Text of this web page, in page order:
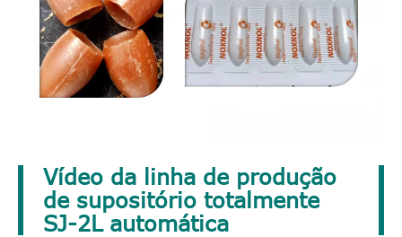
Vídeo da linha de produção
de supositório totalmente
SJ-2L automática